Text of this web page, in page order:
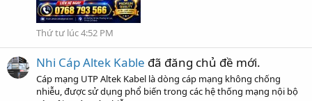
Thứ tư lúc 4:52 PM
Nhi Cáp Altek Kable đã đăng chủ đề mới.
Cáp mạng UTP Altek Kabel là dòng cáp mạng không chống
nhiễu, được sử dụng phổ biến trong các hệ thống mạng nội bộ